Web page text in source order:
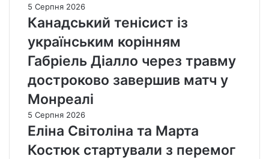
5 Серпня 2026
Канадський тенісист із
українським корінням
Габріель Діалло через травму
достроково завершив матч у
Монреалі
5 Серпня 2026
Еліна Світоліна та Марта
Костюк стартували з перемог